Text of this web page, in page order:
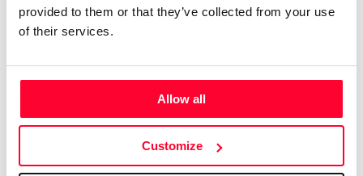
provided to them or that they’ve collected from your use
of their services.
Allow all
Customize
un fabricante de electrodomésticos. Me espanta el sólo
pensarlo.
No tengo formación académica.
Ah, que se me olvidaba explicar a mis lectores, y a mis
seguidores, y a mis amigos y enemigos, por qué "Telas de
araña con bastón, canario y abanico"; y ello es por algo tan
sencillo como el hecho de que la vida, todas las vidas, son